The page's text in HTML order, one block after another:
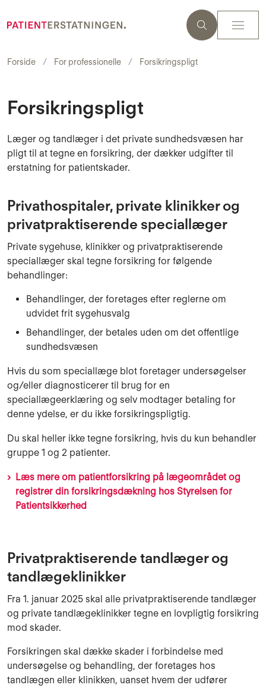
Forside For professionelle Forsikringspligt
Forsikringspligt
Læger og tandlæger i det private sundhedsvæsen har
pligt til at tegne en forsikring, der dækker udgifter til
erstatning for patientskader.
Privathospitaler, private klinikker og
privatpraktiserende speciallæger
Private sygehuse, klinikker og privatpraktiserende
speciallæger skal tegne forsikring for følgende
behandlinger:
Behandlinger, der foretages efter reglerne om
udvidet frit sygehusvalg
Behandlinger, der betales uden om det offentlige
sundhedsvæsen
Hvis du som speciallæge blot foretager undersøgelser
og/eller diagnosticerer til brug for en
speciallægeerklæring og selv modtager betaling for
denne ydelse, er du ikke forsikringspligtig.
Du skal heller ikke tegne forsikring, hvis du kun behandler
gruppe 1 og 2 patienter.
Læs mere om patientforsikring på lægeområdet og
registrer din forsikringsdækning hos Styrelsen for
Patientsikkerhed
Privatpraktiserende tandlæger og
tandlægeklinikker
Fra 1. januar 2025 skal alle privatpraktiserende tandlæger
og private tandlægeklinikker tegne en lovpligtig forsikring
mod skader.
Forsikringen skal dække skader i forbindelse med
undersøgelse og behandling, der foretages hos
tandlægen eller klinikken, uanset hvem der udfører